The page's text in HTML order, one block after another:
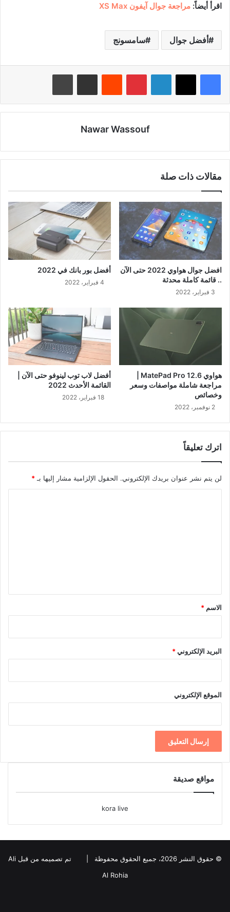
اقرأ أيضاً: مراجعة جوال آيفون XS Max
أفضل جوال سامسونج
لينكدإن بينتيريست
Nawar Wassouf
مقالات ذات صلة
افضل جوال هواوي 2022 حتى الآن
.. قائمة كاملة محدثة
3 فبراير، 2022
أفضل بور بانك في 2022
4 فبراير، 2022
مراجعة شاملة مواصفات وسعر
وخصائص
2 نوفمبر، 2022
أفضل لاب توب لينوفو حتى الآن |
القائمة الأحدث 2022
18 فبراير، 2022
اترك تعليقاً
لن يتم نشر عنوان بريدك الإلكتروني. الحقول الإلزامية مشار إليها بـ*
*
الاسم *
البريد الإلكتروني*
الموقع الإلكتروني
مواقع صديقة
kora live
© حقوق النشر 2026، جميع الحقوق محفوظة |
تم تصميمه من قبل Ali
Al Rohia